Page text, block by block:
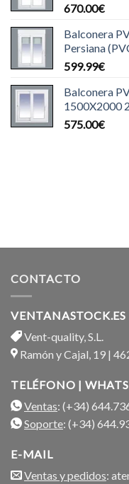
670.00€
Balconera
Persiana
599.99€
Balconera
1500X2000
575.00€
CONTACTO
VENTANASTOCK.ES
Vent-quality, S.L.
Ramón y Cajal, 19 |
TELÉFONO |
Ventas: (+34)
Soporte: (+34)
E-MAIL
Ventas y pedidos: